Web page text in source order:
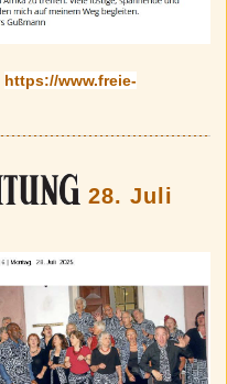
https://www.freie-
28. Juli